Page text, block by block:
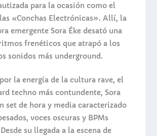
para la ocasión como el
«Conchas Electrónicas». Allí, la
emergente Sora Éke desató una
frenéticos que atrapó a los
sonidos más underground.
la energía de la cultura rave, el
techno más contundente, Sora
set de hora y media caracterizado
voces oscuras y BPMs
su llegada a la escena de